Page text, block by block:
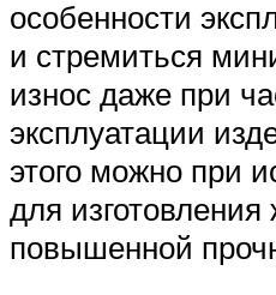
особенности
и стремиться
износ даже при
эксплуатации
этого можно при
для
повышенной